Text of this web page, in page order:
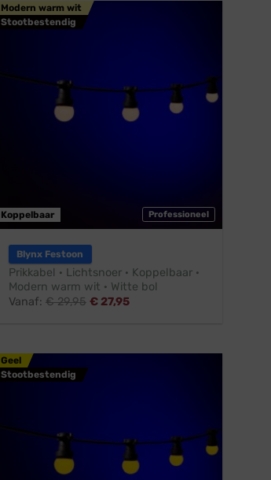
Professioneel
Modern warm wit
Stootbestendig
Koppelbaar
Blynx Festoon
Prikkabel · Lichtsnoer · Koppelbaar ·
Modern warm wit · Witte bol
Vanaf: €29,95 € 27,95
Geel
Stootbestendig